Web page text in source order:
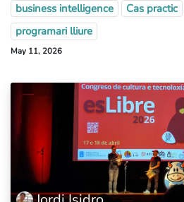
business intelligence Cas practic
programari lliure
May 11, 2026